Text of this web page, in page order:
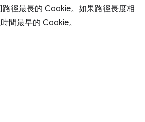
徑最長的 Cookie。如果路徑長度相
間最早的 Cookie。